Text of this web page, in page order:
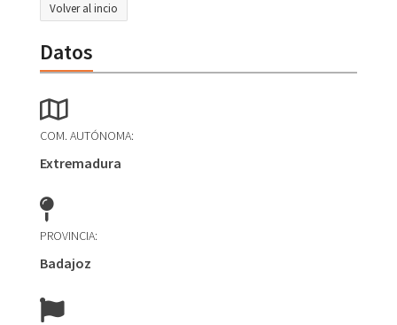
Volver al incio
Datos
COM. AUTÓNOMA:
Extremadura
PROVINCIA:
Badajoz